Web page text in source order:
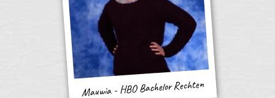
Mauwia - HBO Bachelor Rechten